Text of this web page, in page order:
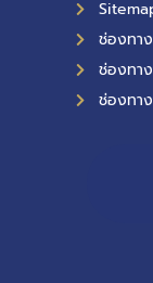
ช่องทา
ช่องทา
ช่องทา